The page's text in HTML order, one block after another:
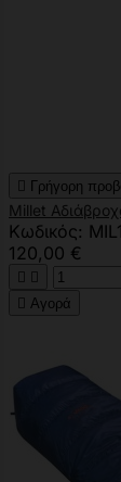
 Γρήγορη
Millet
Κωδικός:
120,00 €
 
 Αγορά